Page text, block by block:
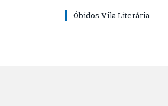
Óbidos Vila Literária